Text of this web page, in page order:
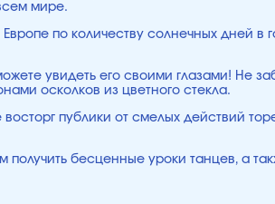
мире.
по количеству солнечных дней в
увидеть его своими глазами! Не
осколков из цветного стекла.
публики от смелых действий
бесценные уроки танцев, а